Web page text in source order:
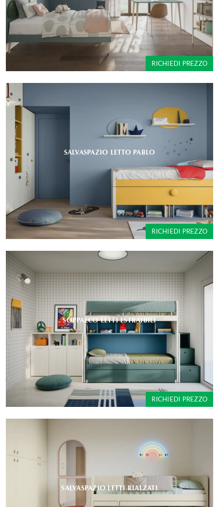
RICHIEDI PREZZO
SALVASPAZIO LETTO PABLO
RICHIEDI PREZZO
SOPPALCO LETTI ESTRAIBILI
RICHIEDI PREZZO
SALVASPAZIO LETTI RIALZATI